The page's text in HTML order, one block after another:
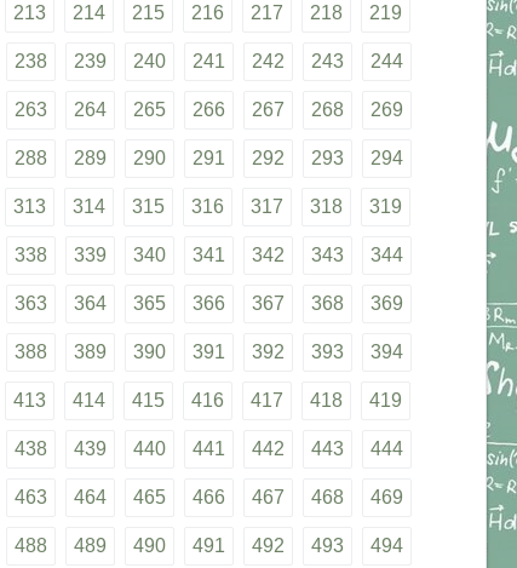
213 214 215 216 217 218 219
238 239 240 241 242 243 244
263 264 265 266 267 268 269
288 289 290 291 292 293 294
313 314 315 316 317 318 319
338 339 340 341 342 343 344
363 364 365 366 367 368 369
388 389 390 391 392 393 394
413 414 415 416 417 418 419
438 439 440 441 442 443 444
463 464 465 466 467 468 469
488 489 490 491 492 493 494